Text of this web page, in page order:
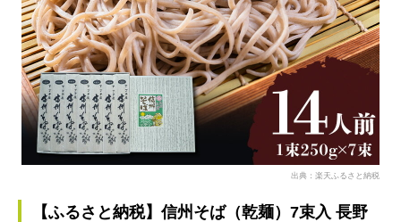
出典：楽天ふるさと納税
【ふるさと納税】信州そば（乾麺）7束入 長野